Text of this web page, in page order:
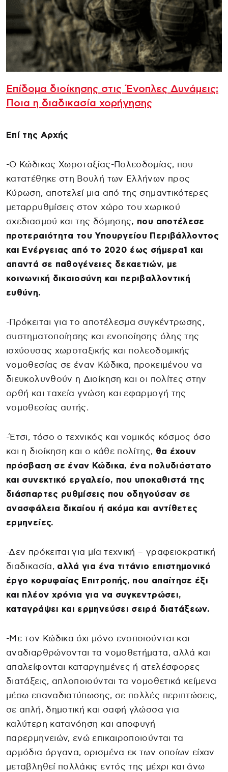
Επίδομα διοίκησης στις Ένοπλες Δυνάμεις:
Ποια η διαδικασία χορήγησης
Επί της Αρχής
-Ο Κώδικας Χωροταξίας-Πολεοδομίας, που
κατατέθηκε στη Βουλή των Ελλήνων προς
Κύρωση, αποτελεί μια από της σημαντικότερες
μεταρρυθμίσεις στον χώρο του χωρικού
σχεδιασμού και της δόμησης, που αποτέλεσε
προτεραιότητα του Υπουργείου Περιβάλλοντος
και Ενέργειας από το 2020 έως σήμερα1 και
απαντά σε παθογένειες δεκαετιών, με
κοινωνική δικαιοσύνη και περιβαλλοντική
ευθύνη.
-Πρόκειται για το αποτέλεσμα συγκέντρωσης,
συστηματοποίησης και ενοποίησης όλης της
ισχύουσας χωροταξικής και πολεοδομικής
νομοθεσίας σε έναν Κώδικα, προκειμένου να
διευκολυνθούν η Διοίκηση και οι πολίτες στην
ορθή και ταχεία γνώση και εφαρμογή της
νομοθεσίας αυτής.
-Έτσι, τόσο ο τεχνικός και νομικός κόσμος όσο
και η διοίκηση και ο κάθε πολίτης, θα έχουν
πρόσβαση σε έναν Κώδικα, ένα πολυδιάστατο
και συνεκτικό εργαλείο, που υποκαθιστά της
διάσπαρτες ρυθμίσεις που οδηγούσαν σε
ανασφάλεια δικαίου ή ακόμα και αντίθετες
ερμηνείες.
-Δεν πρόκειται για μία τεχνική – γραφειοκρατική
διαδικασία, αλλά για ένα τιτάνιο επιστημονικό
έργο κορυφαίας Επιτροπής, που απαίτησε έξι
και πλέον χρόνια για να συγκεντρώσει,
καταγράψει και ερμηνεύσει σειρά διατάξεων.
-Με τον Κώδικα όχι μόνο ενοποιούνται και
αναδιαρθρώνονται τα νομοθετήματα, αλλά και
απαλείφονται καταργημένες ή ατελέσφορες
διατάξεις, απλοποιούνται τα νομοθετικά κείμενα
μέσω επαναδιατύπωσης, σε πολλές περιπτώσεις,
σε απλή, δημοτική και σαφή γλώσσα για
καλύτερη κατανόηση και αποφυγή
παρερμηνειών, ενώ επικαιροποιούνται τα
αρμόδια όργανα, ορισμένα εκ των οποίων είχαν
μεταβληθεί πολλάκις εντός της μέχρι και άνω